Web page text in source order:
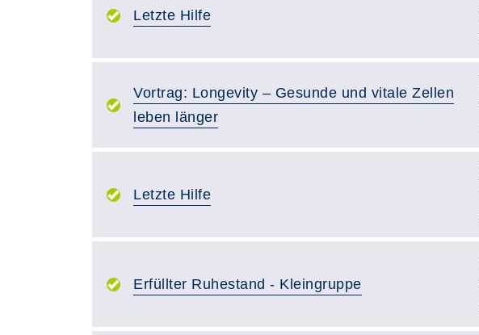
Letzte Hilfe
Vortrag: Longevity – Gesunde und vitale Zellen
leben länger
Letzte Hilfe
Erfüllter Ruhestand - Kleingruppe